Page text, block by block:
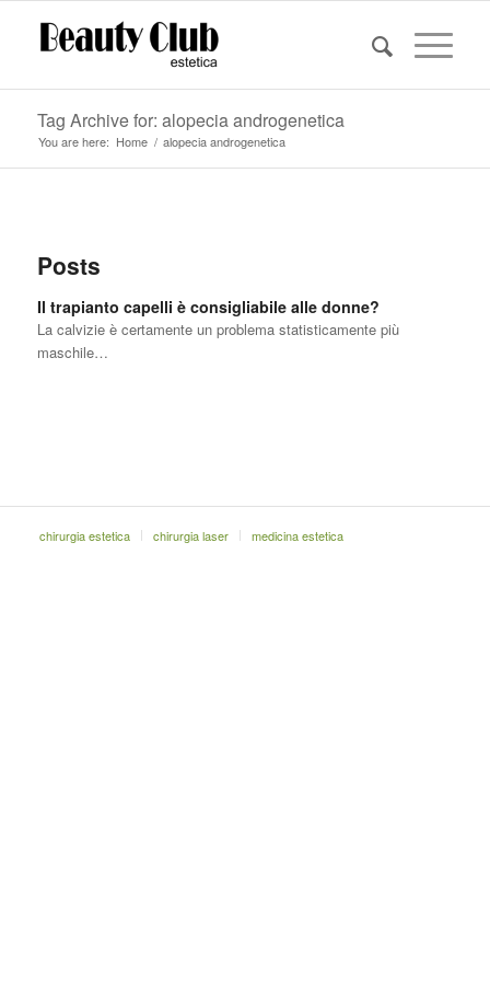
Tag Archive for: alopecia androgenetica
You are here: Home / alopecia androgenetica
Posts
Il trapianto capelli è consigliabile alle donne?
La calvizie è certamente un problema statisticamente più
maschile…
chirurgia estetica chirurgia laser medicina estetica